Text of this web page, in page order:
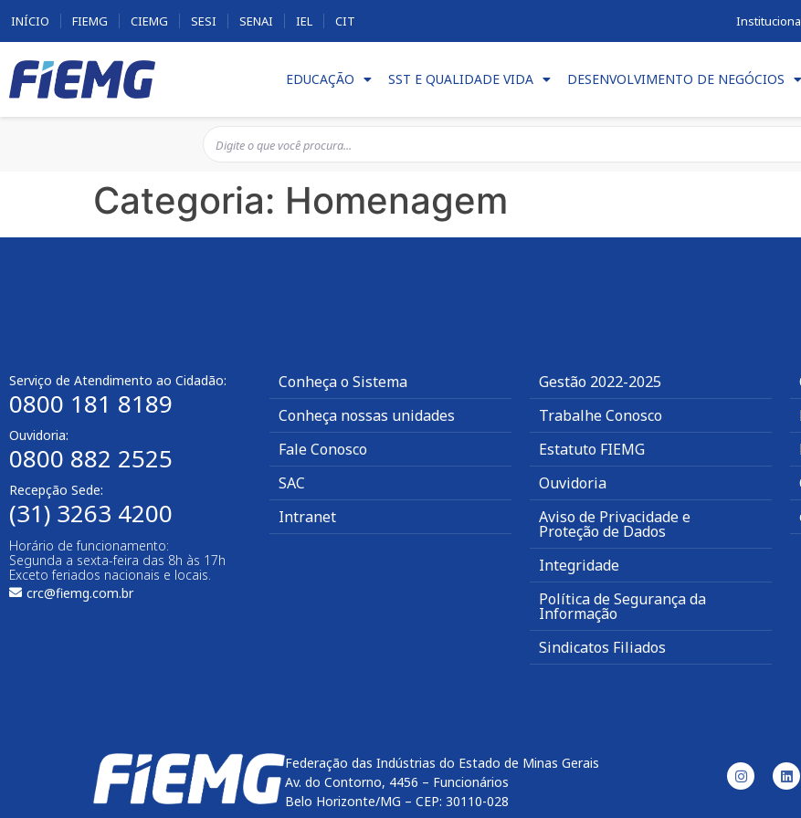
INÍCIO FIEMG CIEMG SESI SENAI IEL CIT
EDUCAÇÃO SST E QUALIDADE VIDA DESENVOLVIMENTO DE NEGÓCIOS
Categoria: Homenagem
Serviço de Atendimento ao Cidadão:
0800 181 8189
Ouvidoria:
0800 882 2525
Recepção Sede:
(31) 3263 4200
Horário de funcionamento:
Segunda a sexta-feira das 8h às 17h
Exceto feriados nacionais e locais.
crc@fiemg.com.br
Conheça o Sistema
Conheça nossas unidades
Fale Conosco
SAC
Intranet
Gestão 2022-2025
Trabalhe Conosco
Estatuto FIEMG
Ouvidoria
Aviso de Privacidade e
Proteção de Dados
Integridade
Política de Segurança da
Informação
Sindicatos Filiados
Federação das Indústrias do Estado de Minas Gerais
Av. do Contorno, 4456 – Funcionários
Belo Horizonte/MG – CEP: 30110-028
btn-04